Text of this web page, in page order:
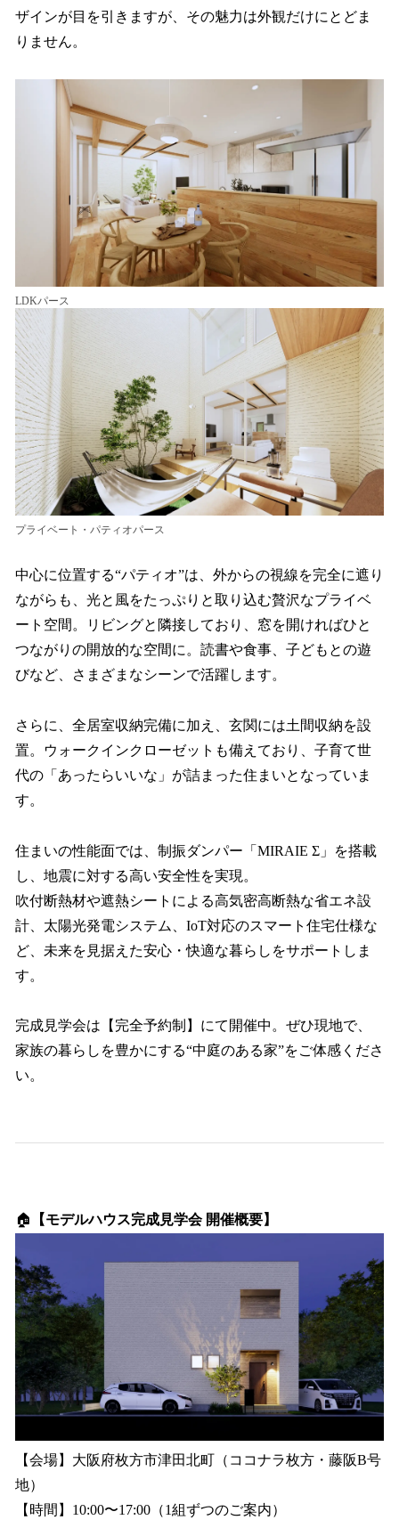
ザインが目を引きますが、その魅力は外観だけにとどま
りません。
LDKパース
プライベート・パティオパース
中心に位置する“パティオ”は、外からの視線を完全に遮り
ながらも、光と風をたっぷりと取り込む贅沢なプライベ
ート空間。リビングと隣接しており、窓を開ければひと
つながりの開放的な空間に。読書や食事、子どもとの遊
びなど、さまざまなシーンで活躍します。
さらに、全居室収納完備に加え、玄関には土間収納を設
置。ウォークインクローゼットも備えており、子育て世
代の「あったらいいな」が詰まった住まいとなっていま
す。
住まいの性能面では、制振ダンパー「MIRAIE Σ」を搭載
し、地震に対する高い安全性を実現。
吹付断熱材や遮熱シートによる高気密高断熱な省エネ設
計、太陽光発電システム、IoT対応のスマート住宅仕様な
ど、未来を見据えた安心・快適な暮らしをサポートしま
す。
完成見学会は【完全予約制】にて開催中。ぜひ現地で、
家族の暮らしを豊かにする“中庭のある家”をご体感くださ
い。
🏠 【モデルハウス完成見学会 開催概要】
【会場】大阪府枚方市津田北町（ココナラ枚方・藤阪B号
地）
【時間】10:00〜17:00（1組ずつのご案内）